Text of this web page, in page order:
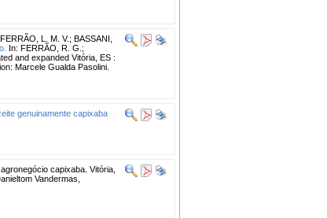
FERRÃO, L. M. V.; BASSANI,
In: FERRÃO, R. G.;
and expanded Vitória, ES :
Marcele Gualda Pasolini.
genuinamente capixaba
capixaba. Vitória,
Vandermas,